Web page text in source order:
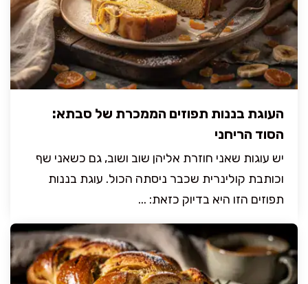
העוגת בננות תפוזים הממכרת של סבתא:
הסוד הריחני
יש עוגות שאני חוזרת אליהן שוב ושוב, גם כשאני שף
וכותבת קולינרית שכבר ניסתה הכול. עוגת בננות
תפוזים הזו היא בדיוק כזאת: ...